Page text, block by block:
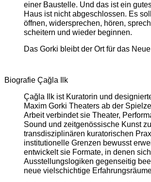
einer Baustelle. Und das ist ein
Haus ist nicht abgeschlossen. Es
öffnen, widersprechen, hören,
scheitern und wieder beginnen.
Das Gorki bleibt der Ort für das
Biografie Çağla Ilk
Çağla Ilk ist Kuratorin und
Maxim Gorki Theaters ab der
Arbeit verbindet sie Theater,
Sound und zeitgenössische Kunst
transdisziplinären kuratorischen
institutionelle Grenzen bewusst
entwickelt sie Formate, in denen
Ausstellungslogiken gegenseitig
neue vielschichtige